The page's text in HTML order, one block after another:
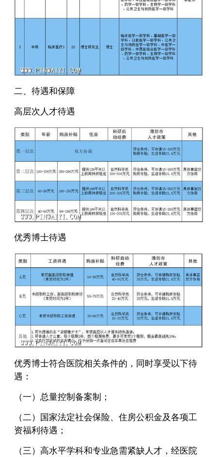
二、待遇和保障
高层次人才待遇
优秀博士待遇
优秀博士符合医院相关条件的，同时享受以下待
遇：
（一）总量控制备案制；
（二）国家法定社会保险、住房公积金及各项工
资福利待遇；
（三）高水平学科和专业急需紧缺人才，经医院